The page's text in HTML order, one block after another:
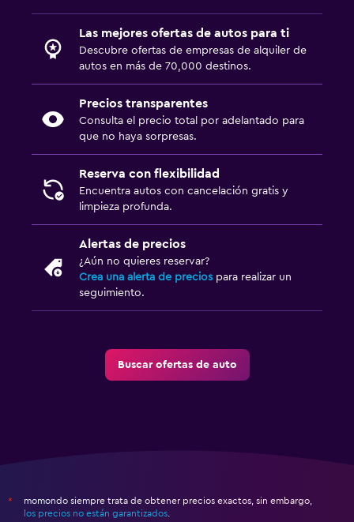
Las mejores ofertas de autos para ti
Descubre ofertas de empresas de alquiler de
autos en más de 70,000 destinos.
Precios transparentes
Consulta el precio total por adelantado para
que no haya sorpresas.
Reserva con flexibilidad
Encuentra autos con cancelación gratis y
limpieza profunda.
Alertas de precios
¿Aún no quieres reservar?
Crea una alerta de precios para realizar un
seguimiento.
Buscar ofertas de auto
*
momondo siempre trata de obtener precios exactos, sin embargo,
los precios no están garantizados.